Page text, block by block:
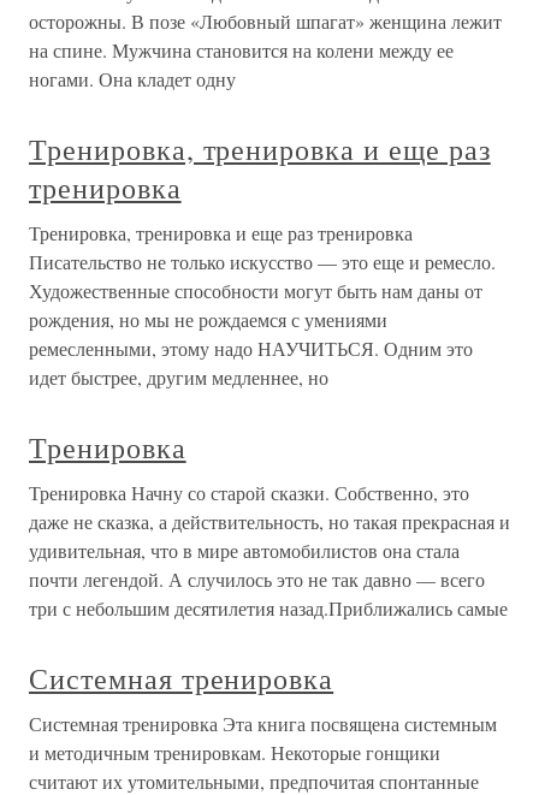
осторожны. В позе «Любовный шпагат» женщина лежит
на спине. Мужчина становится на колени между ее
ногами. Она кладет одну
Тренировка, тренировка и еще раз
тренировка
Тренировка, тренировка и еще раз тренировка
Писательство не только искусство — это еще и ремесло.
Художественные способности могут быть нам даны от
рождения, но мы не рождаемся с умениями
ремесленными, этому надо НАУЧИТЬСЯ. Одним это
идет быстрее, другим медленнее, но
Тренировка
Тренировка Начну со старой сказки. Собственно, это
даже не сказка, а действительность, но такая прекрасная и
удивительная, что в мире автомобилистов она стала
почти легендой. А случилось это не так давно — всего
три с небольшим десятилетия назад.Приближались самые
Системная тренировка
Системная тренировка Эта книга посвящена системным
и методичным тренировкам. Некоторые гонщики
считают их утомительными, предпочитая спонтанные